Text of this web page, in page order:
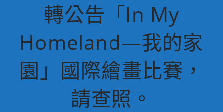
轉公告「In My
Homeland—我的家
園」國際繪畫比賽，
請查照。